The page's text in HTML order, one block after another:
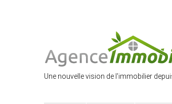
Une nouvelle vision de l'immobilier